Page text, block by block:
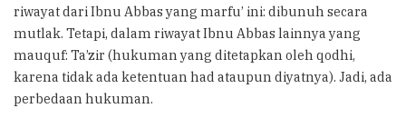
riwayat dari Ibnu Abbas yang marfu’ ini: dibunuh secara
mutlak. Tetapi, dalam riwayat Ibnu Abbas lainnya yang
mauquf: Ta’zir (hukuman yang ditetapkan oleh qodhi,
karena tidak ada ketentuan had ataupun diyatnya). Jadi, ada
perbedaan hukuman.